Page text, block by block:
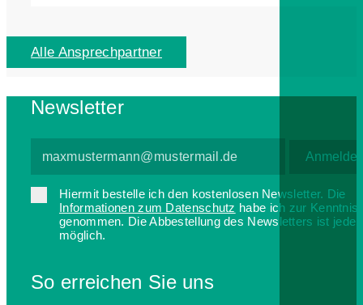
Alle Ansprechpartner
Newsletter
Hiermit bestelle ich den kostenlosen Newsletter. Die
Informationen zum Datenschutz habe ich zur Kenntnis
genommen. Die Abbestellung des Newsletters ist
möglich.
So erreichen Sie uns